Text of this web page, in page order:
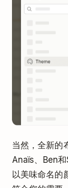
当然，全新的
Anaïs、Ben
以美味命名的